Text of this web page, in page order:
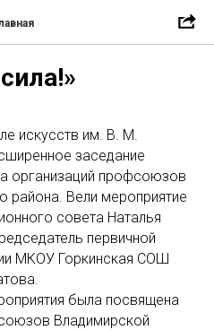
искусств им. В. М.
заседание
организаций профсоюзов
района. Вели мероприятие
совета Наталья
первичной
МКОУ Горкинская СОШ
была посвящена
Владимирской